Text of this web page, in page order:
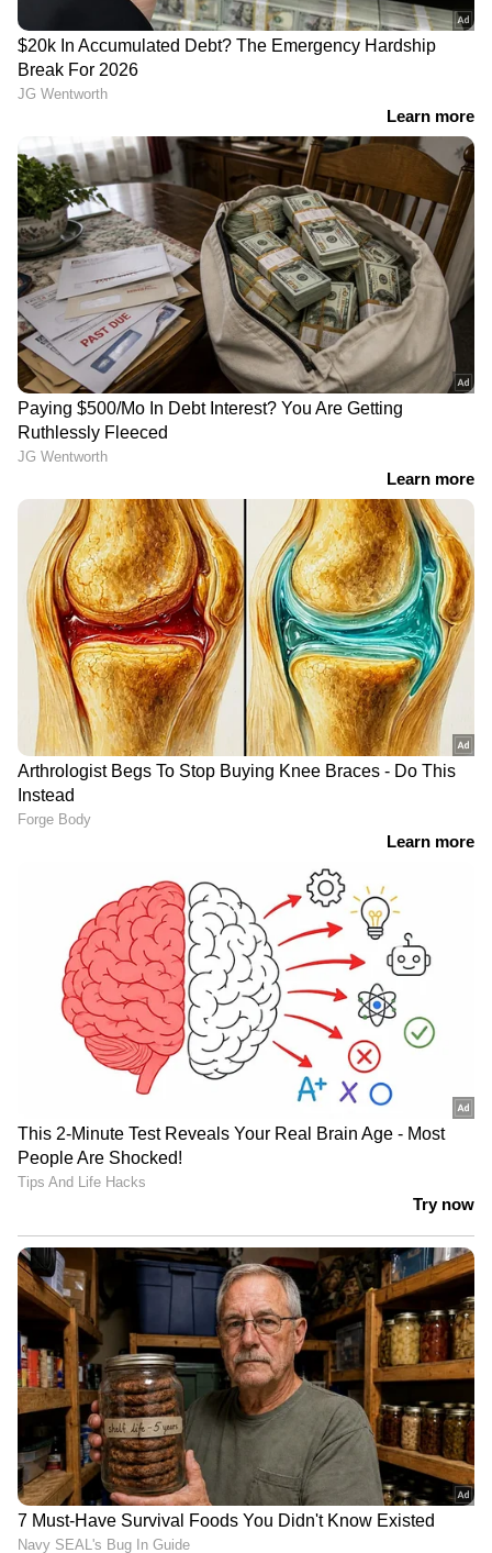
സിനിമാറ്റിക്ക്',
പുനർവിവാഹത്തിന്
പരസ്യം നൽകുന്ന
സ്ത്രീകളെ ലക്ഷ്യം വെച്ചു,
ലക്ഷങ്ങൾ തട്ടിയ പ്രതി
പിടിയിൽ
വർഷം മാത്രം, അർജുൻ
തിരികെ ഖത്തറിലേക്ക്
വേദനിപ്പിച്ച് ദുരന്തം
LATEST VIDEOS
'മഴമാറി മാനംതെളിഞ്ഞാൽ എല്ലാം
മറക്കുന്നവരാണ് നമ്മൾ,
പ്രകൃതിയുടെ മുന്നറിയിപ്പുകൾ
ശ്രദ്ധിക്കുന്നില്ല'
'അധികാരികളുടെ അഹങ്കാരവും
മണ്ടത്തരവും കൊണ്ടാണ്
കേരളത്തിൽ പ്രളയമുണ്ടായത്' |
Kerala Rains